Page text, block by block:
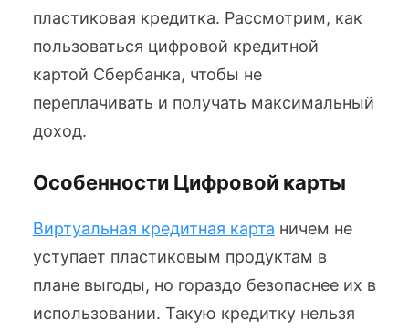
пластиковая кредитка. Рассмотрим, как
пользоваться цифровой кредитной
картой Сбербанка, чтобы не
переплачивать и получать максимальный
доход.
Особенности Цифровой карты
Виртуальная кредитная карта ничем не
уступает пластиковым продуктам в
плане выгоды, но гораздо безопаснее их в
использовании. Такую кредитку нельзя